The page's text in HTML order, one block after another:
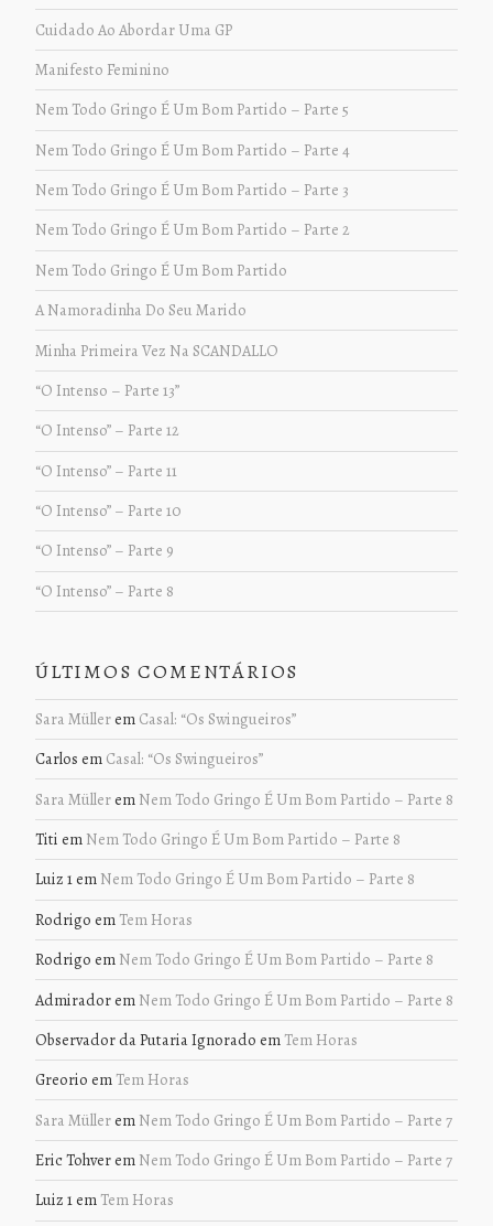
Cuidado Ao Abordar Uma GP
Manifesto Feminino
Nem Todo Gringo É Um Bom Partido – Parte 5
Nem Todo Gringo É Um Bom Partido – Parte 4
Nem Todo Gringo É Um Bom Partido – Parte 3
Nem Todo Gringo É Um Bom Partido – Parte 2
Nem Todo Gringo É Um Bom Partido
A Namoradinha Do Seu Marido
Minha Primeira Vez Na SCANDALLO
“O Intenso – Parte 13”
“O Intenso” – Parte 12
“O Intenso” – Parte 11
“O Intenso” – Parte 10
“O Intenso” – Parte 9
“O Intenso” – Parte 8
ÚLTIMOS COMENTÁRIOS
Sara Müllerem Casal: “Os Swingueiros”
Carlos em Casal: “Os Swingueiros”
Sara Müllerem Nem Todo Gringo É Um Bom Partido – Parte 8
Titi em Nem Todo Gringo É Um Bom Partido – Parte 8
Luiz 1em Nem Todo Gringo É Um Bom Partido – Parte 8
Rodrigo em Tem Horas
Rodrigo em Nem Todo Gringo É Um Bom Partido – Parte 8
Admiradorem Nem Todo Gringo É Um Bom Partido – Parte 8
Observador da Putaria Ignorado em Tem Horas
Greorio em Tem Horas
Sara Müllerem Nem Todo Gringo É Um Bom Partido – Parte 7
Eric Tohverem Nem Todo Gringo É Um Bom Partido – Parte 7
Luiz 1em Tem Horas